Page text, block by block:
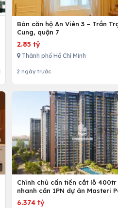
Bán căn hộ An Viên 3 – Trần
Cung, quận 7
2.85 tỷ
Thành phố Hồ Chí Minh
2 ngày trước
Chính chủ cần tiền cắt lỗ
nhanh căn 1PN dự án Masteri
Place
6.374 tỷ